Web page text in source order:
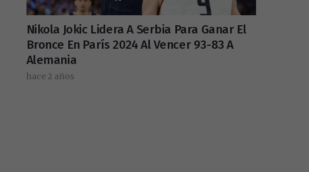
Nikola Jokic Lidera A Serbia Para Ganar El
Bronce En París 2024 Al Vencer 93-83 A
Alemania
hace 2 años